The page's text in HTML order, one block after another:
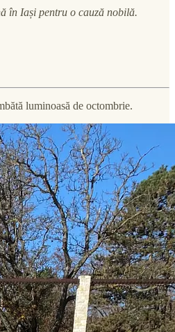
în Iași pentru o cauză nobilă.
luminoasă de octombrie.